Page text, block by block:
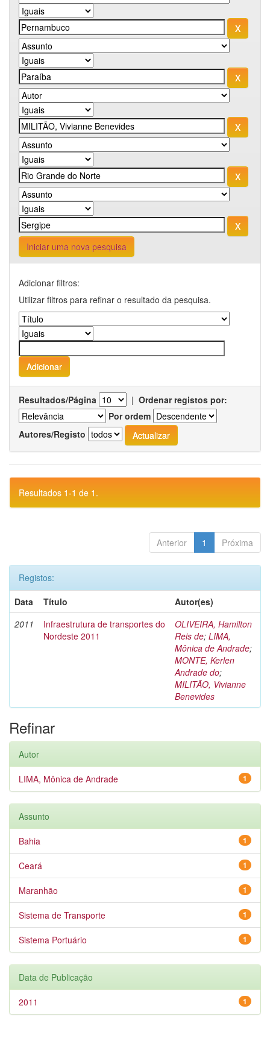
Iniciar uma nova pesquisa
Adicionar filtros:
Utilizar filtros para refinar o resultado da pesquisa.
Resultados/Página | Ordenar registos por:
Por ordem
Autores/Registo
Resultados 1-1 de 1.
Anterior 1 Próxima
Registos:
Data
Título
Autor(es)
2011
Infraestrutura de transportes do
Nordeste 2011
OLIVEIRA, Hamilton
Reis de; LIMA,
Mônica de Andrade;
MONTE, Kerlen
Andrade do;
MILITÃO, Vivianne
Benevides
Refinar
Autor
1
LIMA, Mônica de Andrade
Assunto
1
Bahia
1
Ceará
1
Maranhão
1
Sistema de Transporte
1
Sistema Portuário
Data de Publicação
1
2011